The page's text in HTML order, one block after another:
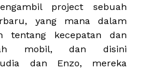
project sebuah
yang mana dalam
tentang kecepatan dan
mobil, dan disini
dan Enzo, mereka